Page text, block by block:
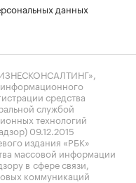
данных
средства
службой
технологий
09.12.2015
издания «РБК»
массовой информации
в сфере связи,
коммуникаций